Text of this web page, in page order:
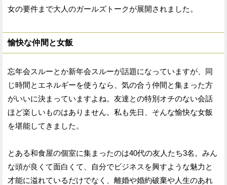
女の要件まで大人のガールズトークが展開されました。
愉快な仲間と女飯
忘年会スルーとか新年会スルーが話題になっていますが、同
じ時間とエネルギーを使うなら、気の合う仲間と集まった方
がいいに決まっていますよね。友達との特別オチのない会話
ほど楽しいものはありません。私も先日、そんな愉快な女飯
を堪能してきました。
とある和食屋の個室に集まったのは40代の友人たち3名。みん
な頭が良くて面白くて、自分でビジネスを興すような魅力と
才能に溢れているだけでなく、離婚や婚約破棄や人生のあれ